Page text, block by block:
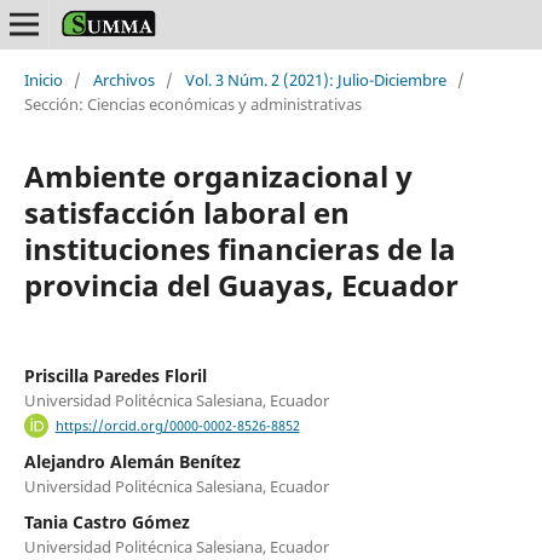
Inicio / Archivos / Vol. 3 Núm. 2 (2021): Julio-Diciembre /
Sección: Ciencias económicas y administrativas
Ambiente organizacional y
satisfacción laboral en
instituciones financieras de la
provincia del Guayas, Ecuador
Priscilla Paredes Floril
Universidad Politécnica Salesiana, Ecuador
https://orcid.org/0000-0002-8526-8852
Alejandro Alemán Benítez
Universidad Politécnica Salesiana, Ecuador
Tania Castro Gómez
Universidad Politécnica Salesiana, Ecuador